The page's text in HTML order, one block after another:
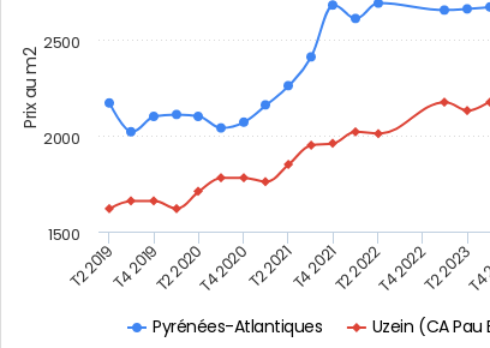
Prix au m2
Pyrénées-Atlantiques Uzein (CA Pau
T2 2019T4 2019T2 2020T4 2020T2 2021T4 2021T2 2022T4 2022T2 2023
1500
2000
2500